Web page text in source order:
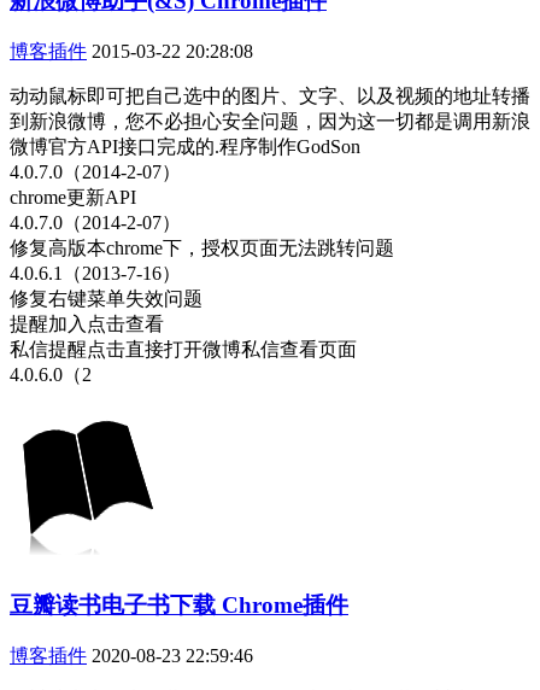
博客插件 2015-03-22 20:28:08
动动鼠标即可把自己选中的图片、文字、以及视频的地址转播
到新浪微博，您不必担心安全问题，因为这一切都是调用新浪
微博官方API接口完成的.程序制作GodSon
4.0.7.0（2014-2-07）
chrome更新API
4.0.7.0（2014-2-07）
修复高版本chrome下，授权页面无法跳转问题
4.0.6.1（2013-7-16）
修复右键菜单失效问题
提醒加入点击查看
私信提醒点击直接打开微博私信查看页面
4.0.6.0（2
豆瓣读书电子书下载 Chrome插件
博客插件 2020-08-23 22:59:46